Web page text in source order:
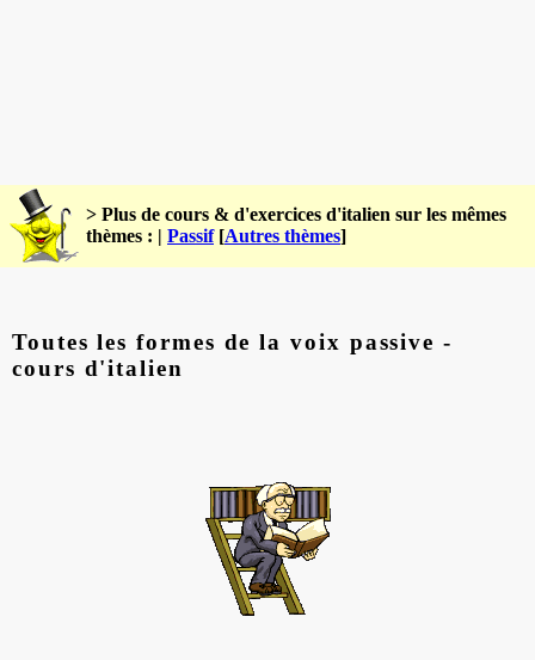
> Plus de cours & d'exercices d'italien sur les mêmes
thèmes : | Passif[Autres thèmes]
Toutes les formes de la voix passive -
cours d'italien